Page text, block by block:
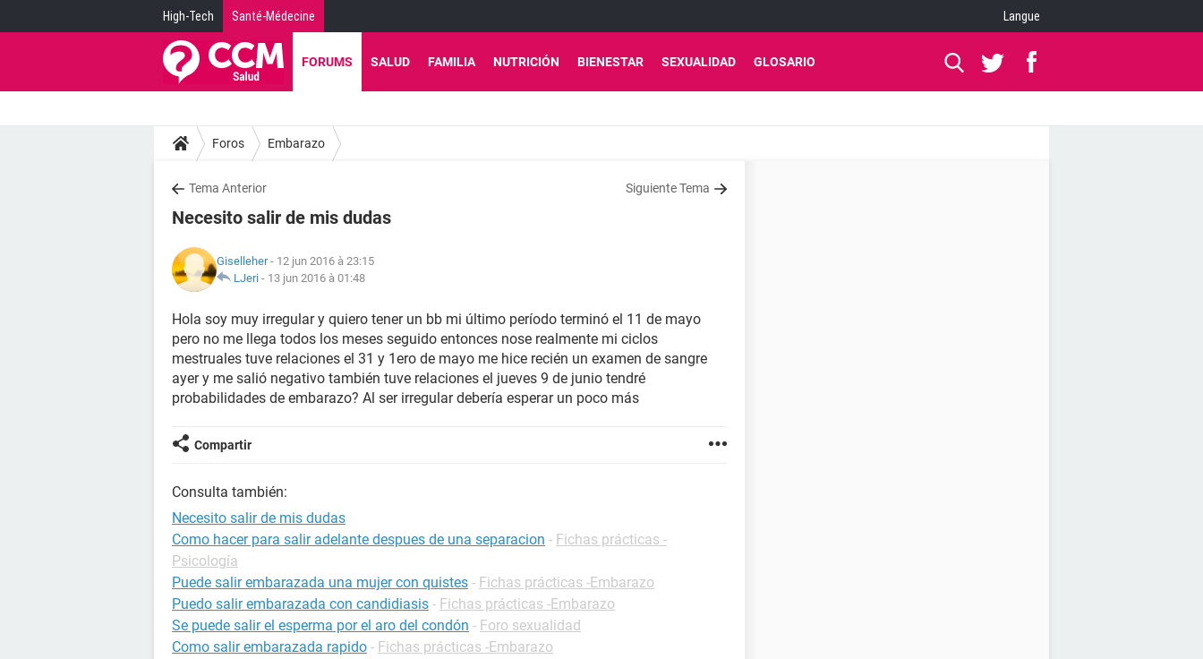
High-Tech Santé-Médecine Langue
FORUMS SALUD FAMILIA NUTRICIÓN BIENESTAR SEXUALIDAD GLOSARIO
Foros Embarazo
Tema Anterior Siguiente Tema
Necesito salir de mis dudas
Giselleher- 12 jun 2016 à 23:15
LJeri - 13 jun 2016 à 01:48
Hola soy muy irregular y quiero tener un bb mi último período terminó el 11 de mayo
pero no me llega todos los meses seguido entonces nose realmente mi ciclos
mestruales tuve relaciones el 31 y 1ero de mayo me hice recién un examen de sangre
ayer y me salió negativo también tuve relaciones el jueves 9 de junio tendré
probabilidades de embarazo? Al ser irregular debería esperar un poco más
Compartir
Consulta también:
Necesito salir de mis dudas
Como hacer para salir adelante despues de una separacion - Fichas prácticas -
Psicología
Puede salir embarazada una mujer con quistes - Fichas prácticas -Embarazo
Puedo salir embarazada con candidiasis - Fichas prácticas -Embarazo
Se puede salir el esperma por el aro del condón - Foro sexualidad
Como salir embarazada rapido - Fichas prácticas -Embarazo